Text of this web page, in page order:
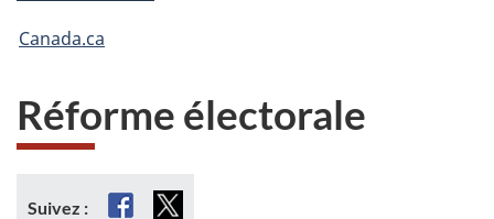
Vous
ici :
Canada.ca
Réforme électorale
Suivez : Facebook
X